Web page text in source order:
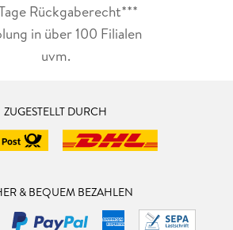
Rückgaberecht***
in über 100 Filialen
uvm.
ZUGESTELLT DURCH
& BEQUEM BEZAHLEN